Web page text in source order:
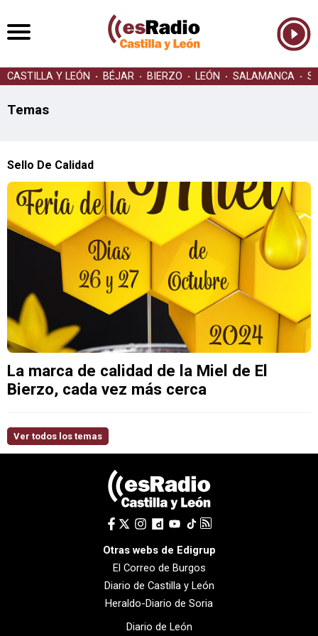
CASTILLA Y LEÓN BÉJAR BIERZO LEÓN SALAMANCA
Temas
Sello De Calidad
La marca de calidad de la Miel de El
Bierzo, cada vez más cerca
Ver todos los temas
Otras webs de Edigrup
El Correo de Burgos
Diario de Castilla y León
Heraldo-Diario de Soria
Diario de León